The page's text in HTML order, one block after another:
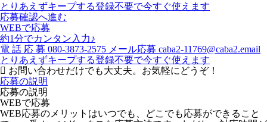
とりあえずキープする登録不要で今すぐ使えます
応募確認へ進む
WEBで応募
約1分でカンタン入力♪
電 話 応 募 080-3873-2575 メール応募 caba2-11769@caba2.email
とりあえずキープする登録不要で今すぐ使えます
お問い合わせだけでも大丈夫。お気軽にどうぞ！
応募の説明
応募の説明
WEBで応募
WEB応募のメリットはいつでも、どこでも応募ができること